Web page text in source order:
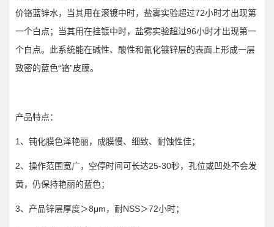
价铬蓝锌水，当其用在滚镀中时，盐雾实验超过72小时才出现第
一个白点；当其用在挂镀中时，盐雾实验超过96小时才出现第一
个白点。此系统能在碱性、酸性和氰化镀锌层的表面上形成一层
致密的蓝色“铬”皮膜。
产品特点：
1、钝化膜色泽艳丽，成膜慢、细致、耐蚀性佳；
2、操作范围宽广，空停时间可长达25-30秒，孔位或凹处不会发
黄，仍保持艳丽的蓝色；
3、产品锌层厚度＞8μm，耐NSS＞72小时；